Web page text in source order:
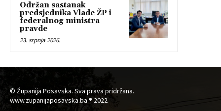
Održan sastanak
predsjednika Vlade ŽP i
federalnog ministra
pravde
23. srpnja 2026.
© Županija Posavska. Sva prava pridržana.
www.zupanijaposavska.ba ® 2022